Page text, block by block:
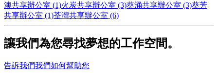
澳共享辦公室 (1)火炭共享辦公室 (3)葵涌共享辦公室 (3)葵芳
共享辦公室 (1)荃灣共享辦公室 (6)
讓我們為您尋找夢想的工作空間。
告訴我們我們如何幫助您